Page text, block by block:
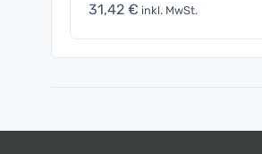
31,42 € inkl. MwSt.